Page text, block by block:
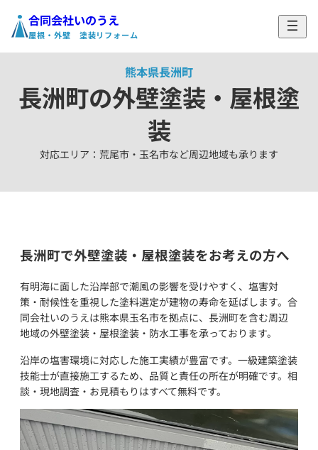
合同会社いのうえ
屋根・外壁 塗装リフォーム
ホーム › 対応エリア ›
熊本県長洲町
長洲町の外壁塗装・屋根塗
装
対応エリア：荒尾市・玉名市など周辺地域も承ります
長洲町で外壁塗装・屋根塗装をお考えの方へ
有明海に面した沿岸部で潮風の影響を受けやすく、塩害対
策・耐候性を重視した塗料選定が建物の寿命を延ばします。合
同会社いのうえは熊本県玉名市を拠点に、長洲町を含む周辺
地域の外壁塗装・屋根塗装・防水工事を承っております。
沿岸の塩害環境に対応した施工実績が豊富です。一級建築塗装
技能士が直接施工するため、品質と責任の所在が明確です。相
談・現地調査・お見積もりはすべて無料です。